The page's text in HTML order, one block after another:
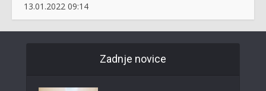
13.01.2022 09:14
Zadnje novice